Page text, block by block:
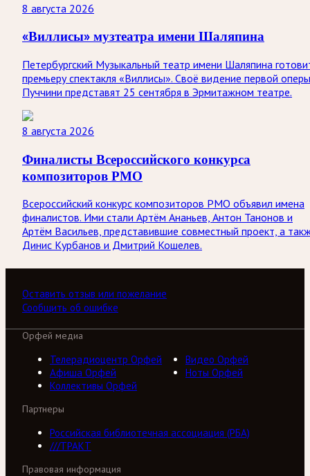
8 августа 2026
«Виллисы» музтеатра имени Шаляпина
Петербургский Музыкальный театр имени Шаляпина
премьеру спектакля «Виллисы». Своё видение первой оперы
Пуччини представят 25 сентября в Эрмитажном театре.
8 августа 2026
Финалисты Всероссийского конкурса
композиторов РМО
Всероссийский конкурс композиторов РМО объявил имена
финалистов. Ими стали Артём Ананьев, Антон Танонов и
Артём Васильев, представившие совместный проект, а
Динис Курбанов и Дмитрий Кошелев.
Оставить отзыв или пожелание
Сообщить об ошибке
Орфей медиа
Телерадиоцентр Орфей
Видео Орфей
Афиша Орфей
Ноты Орфей
Коллективы Орфей
Партнеры
Российская библиотечная ассоциация (РБА)
///ТРАКТ
Правовая информация